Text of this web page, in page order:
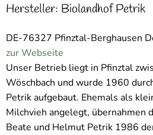
Hersteller: Biolandhof Petrik
DE-76327 Pfinztal-Berghausen
zur Webseite
Unser Betrieb liegt in Pfinztal
Wöschbach und wurde 1960
Petrik aufgebaut. Ehemals als
Milchvieh angelegt, übernahmen
Beate und Helmut Petrik 1986